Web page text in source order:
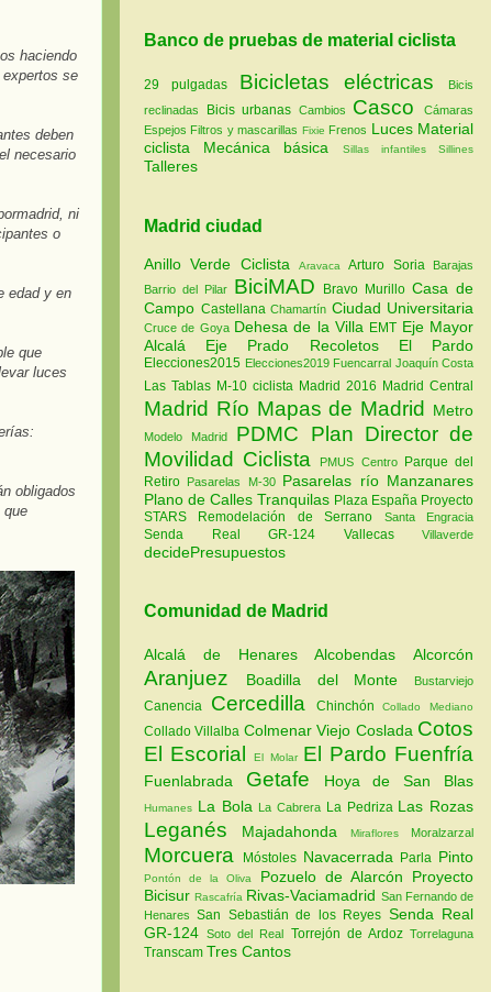
haciendo
se
deben
necesario
, ni
o
edad y en
que
luces
obligados
que
Banco de pruebas de material ciclista
29 pulgadas Bicicletas eléctricas
Bicis
reclinadas
Bicis urbanas Cambios Casco
Cámaras
Espejos Filtros y mascarillas Fixie Frenos Luces Material
ciclista
Mecánica básica Sillas infantiles Sillines
Talleres
Madrid ciudad
Anillo Verde Ciclista AravacaArturo Soria
Barajas
Barrio del Pilar BiciMAD Bravo MurilloCasa de
Campo Castellana Chamartín Ciudad Universitaria
Cruce de Goya Dehesa de la Villa EMT Eje Mayor
Alcalá Eje Prado Recoletos El Pardo
Elecciones2015 Elecciones2019 Fuencarral Joaquín Costa
Las Tablas M-10 ciclista Madrid 2016 Madrid Central
Madrid Río Mapas de Madrid Metro
Modelo Madrid PDMC Plan Director de
Movilidad Ciclista
PMUS Centro Parque del
Retiro Pasarelas M-30 Pasarelas río Manzanares
Plano de Calles Tranquilas Plaza España Proyecto
STARS Remodelación de Serrano Santa Engracia
Senda Real GR-124 Vallecas Villaverde
decidePresupuestos
Comunidad de Madrid
Alcalá de HenaresAlcobendas Alcorcón
Aranjuez Boadilla del Monte Bustarviejo
Canencia Cercedilla ChinchónCollado Mediano
Collado Villalba Colmenar Viejo Coslada Cotos
El EscorialEl Molar El Pardo Fuenfría
Fuenlabrada Getafe Hoya de San Blas
Humanes La Bola La Cabrera La Pedriza Las Rozas
Leganés Majadahonda Miraflores Moralzarzal
Morcuera Móstoles Navacerrada Parla Pinto
Pontón de la Oliva Pozuelo de Alarcón Proyecto
BicisurRascafría Rivas-Vaciamadrid San Fernando de
HenaresSan Sebastián de los Reyes Senda Real
GR-124Soto del Real Torrejón de ArdozTorrelaguna
Transcam Tres Cantos